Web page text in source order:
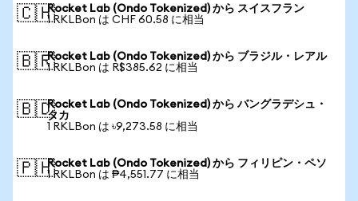
🇨🇭Rocket Lab (Ondo Tokenized) から スイスフラン
1 RKLBon は CHF 60.58 に相当
🇧🇷Rocket Lab (Ondo Tokenized) から ブラジル・レアル
1 RKLBon は R$385.62 に相当
🇧🇩Rocket Lab (Ondo Tokenized) から バングラデシュ・
タカ
1 RKLBon は ৳9,273.58 に相当
🇵🇭Rocket Lab (Ondo Tokenized) から フィリピン・ペソ
1 RKLBon は ₱4,551.77 に相当